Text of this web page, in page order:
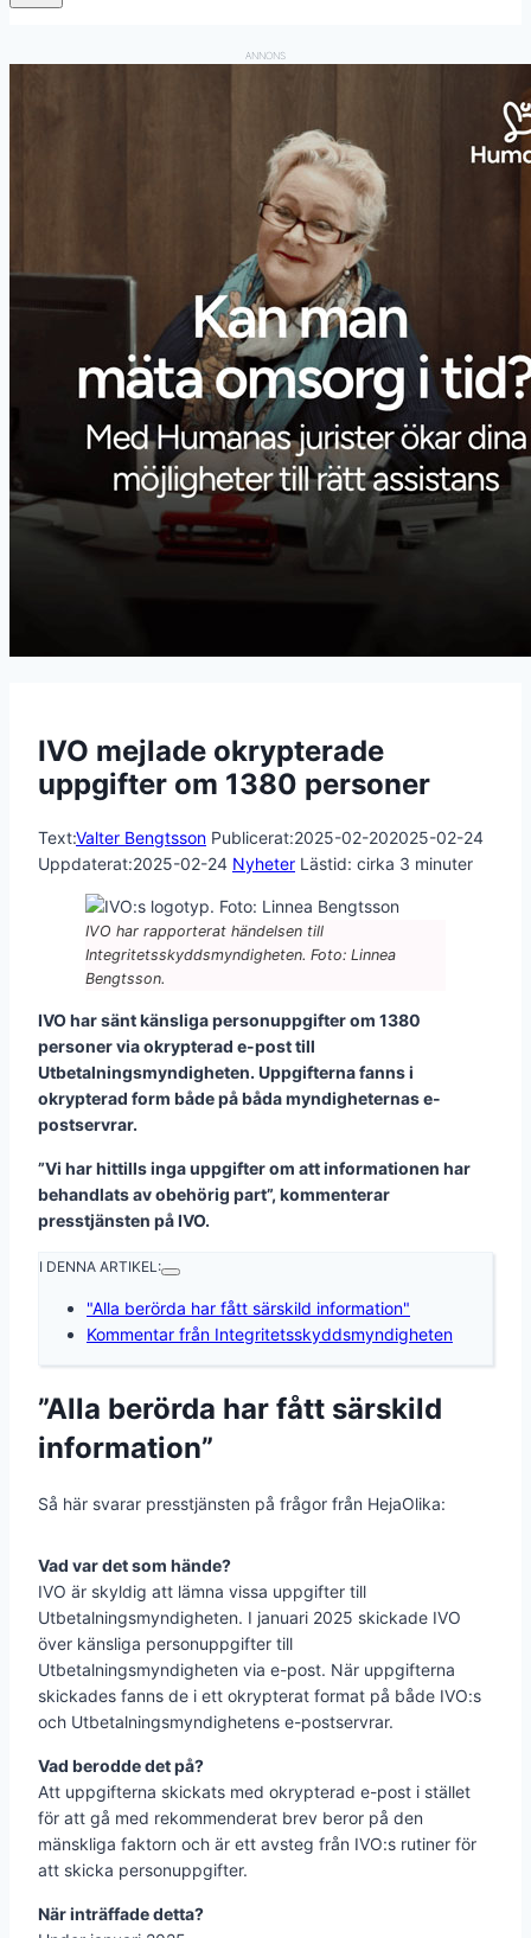
ANNONS
IVO mejlade okrypterade
uppgifter om 1380 personer
Text:Valter Bengtsson Publicerat:2025-02-202025-02-24
Uppdaterat:2025-02-24 Nyheter Lästid: cirka 3 minuter
IVO har rapporterat händelsen till
Integritetsskyddsmyndigheten. Foto: Linnea
Bengtsson.
IVO har sänt känsliga personuppgifter om 1380
personer via okrypterad e-post till
Utbetalningsmyndigheten. Uppgifterna fanns i
okrypterad form både på båda myndigheternas e-
postservrar.
”Vi har hittills inga uppgifter om att informationen har
behandlats av obehörig part”, kommenterar
presstjänsten på IVO.
I DENNA ARTIKEL:
"Alla berörda har fått särskild information"
Kommentar från Integritetsskyddsmyndigheten
”Alla berörda har fått särskild
information”
Så här svarar presstjänsten på frågor från HejaOlika:
Vad var det som hände?
IVO är skyldig att lämna vissa uppgifter till
Utbetalningsmyndigheten. I januari 2025 skickade IVO
över känsliga personuppgifter till
Utbetalningsmyndigheten via e-post. När uppgifterna
skickades fanns de i ett okrypterat format på både IVO:s
och Utbetalningsmyndighetens e-postservrar.
Vad berodde det på?
Att uppgifterna skickats med okrypterad e-post i stället
för att gå med rekommenderat brev beror på den
mänskliga faktorn och är ett avsteg från IVO:s rutiner för
att skicka personuppgifter.
När inträffade detta?